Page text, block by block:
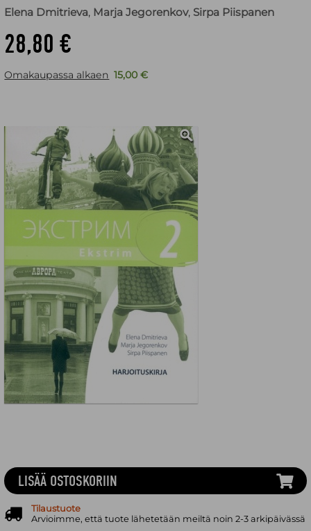
Elena Dmitrieva, Marja Jegorenkov, Sirpa Piispanen
28,80 €
Omakaupassa alkaen 15,00 €
LISÄÄ OSTOSKORIIN
Tilaustuote
Arvioimme, että tuote lähetetään meiltä noin 2-3 arkipäivässä